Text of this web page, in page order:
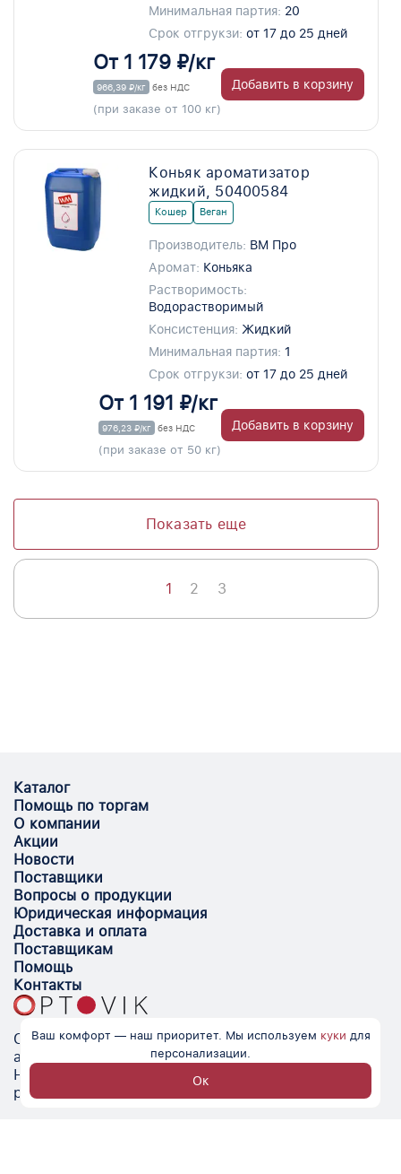
Минимальная партия: 20
Срок отгрукзи: от 17 до 25 дней
От 1 179 ₽/кг
966,39 ₽/кг без НДС
(при заказе от 100 кг)
Добавить в корзину
Коньяк ароматизатор
жидкий, 50400584
Кошер Веган
Производитель: ВМ Про
Аромат: Коньяка
Растворимость:
Водорастворимый
Консистенция: Жидкий
Минимальная партия: 1
Срок отгрукзи: от 17 до 25 дней
От 1 191 ₽/кг
976,23 ₽/кг без НДС
(при заказе от 50 кг)
Добавить в корзину
Показать еще
1 2 3
Optovik.com - электронная площадка для
автоматизации закупок и поиска поставщиков.
Низкие цены, надёжные контрагенты и удобство
работы.
Каталог
Помощь по торгам
О компании
Акции
Новости
Поставщики
Вопросы о продукции
Юридическая информация
Доставка и оплата
Поставщикам
Помощь
Контакты
Ваш комфорт — наш приоритет. Мы используем куки для
персонализации.
Ок